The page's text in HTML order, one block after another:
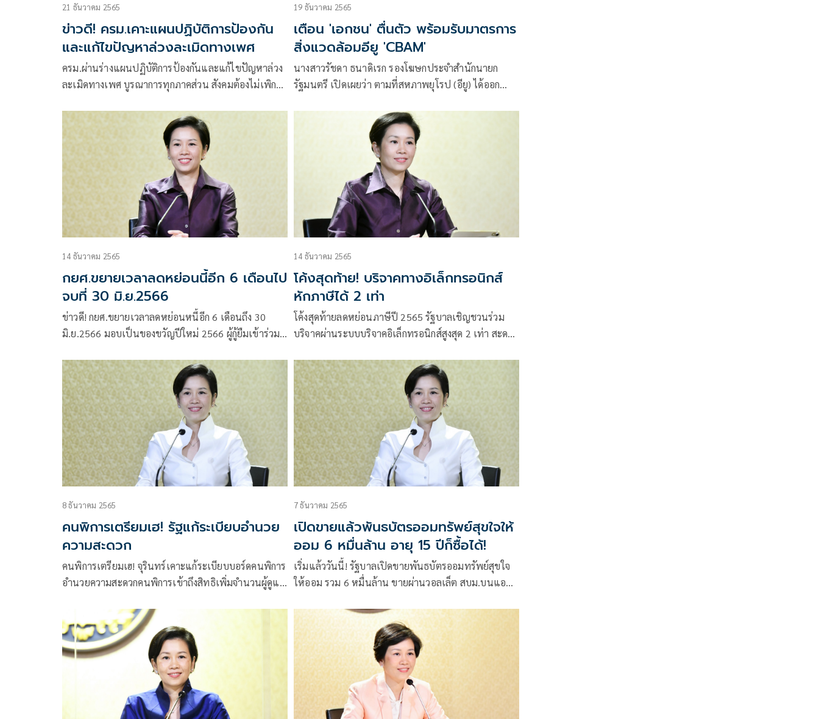
21 ธันวาคม 2565
ข่าวดี! ครม.เคาะแผนปฏิบัติการป้องกัน
และแก้ไขปัญหาล่วงละเมิดทางเพศ
ครม.ผ่านร่างแผนปฏิบัติการป้องกันและแก้ไขปัญหาล่วง
ละเมิดทางเพศ บูรณาการทุกภาคส่วน สังคมต้องไม่เพิก
19 ธันวาคม 2565
เตือน 'เอกชน' ตื่นตัว พร้อมรับมาตรการ
สิ่งแวดล้อมอียู 'CBAM'
นางสาวรัชดา ธนาดิเรก รองโฆษกประจำสำนักนายก
รัฐมนตรี เปิดเผยว่า ตามที่สหภาพยุโรป (อียู) ได้ออก
Adjustment Mechanism หรือ CBAM)
14 ธันวาคม 2565
กยศ.ขยายเวลาลดหย่อนนี้อีก 6 เดือนไป
จบที่ 30 มิ.ย.2566
ข่าวดี! กยศ.ขยายเวลาลดหย่อนหนี้อีก 6 เดือนถึง 30
มิ.ย.2566 มอบเป็นของขวัญปีใหม่ 2566 ผู้กู้ยืมเข้าร่วม
14 ธันวาคม 2565
โค้งสุดท้าย! บริจาคทางอิเล็กทรอนิกส์
หักภาษีได้ 2 เท่า
โค้งสุดท้ายลดหย่อนภาษีปี 2565 รัฐบาลเชิญชวนร่วม
บริจาคผ่านระบบบริจาคอิเล็กทรอนิกส์สูงสุด 2 เท่า สะดวก
8 ธันวาคม 2565
คนพิการเตรียมเฮ! รัฐแก้ระเบียบอำนวย
ความสะดวก
คนพิการเตรียมเฮ! จุรินทร์เคาะแก้ระเบียบบอร์ดคนพิการ
อำนวยความสะดวกคนพิการเข้าถึงสิทธิเพิ่มจำนวนผู้ดูแล
7 ธันวาคม 2565
เปิดขายแล้วพันธบัตรออมทรัพย์สุขใจให้
ออม 6 หมื่นล้าน อายุ 15 ปีก็ซื้อได้!
เริ่มแล้ววันนี้! รัฐบาลเปิดขายพันธบัตรออมทรัพย์สุขใจ
ให้ออม รวม 6 หมื่นล้าน ขายผ่านวอลเล็ต สบม.บนแอป